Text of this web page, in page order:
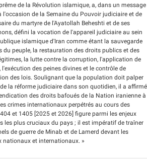
de la Révolution islamique, a, dans un message
l'occasion de la Semaine du Pouvoir judiciaire et de
du martyre de l'Ayatollah Beheshti et de ses
défini la vocation de l'appareil judiciaire au sein
islamique d'Iran comme étant la sauvegarde
du peuple, la restauration des droits publics et des
la lutte contre la corruption, l'application de
l'exécution des peines divines et le contrôle de
des lois. Soulignant que la population doit palper
la réforme judiciaire dans son quotidien, il a affirmé
des droits bafoués de la Nation iranienne à
crimes internationaux perpétrés au cours des
et 1405 [2025 et 2026] figure parmi les enjeux
les plus cruciaux du pays ; il est impératif de traîner
de guerre de Minab et de Lamerd devant les
nationaux et internationaux. »